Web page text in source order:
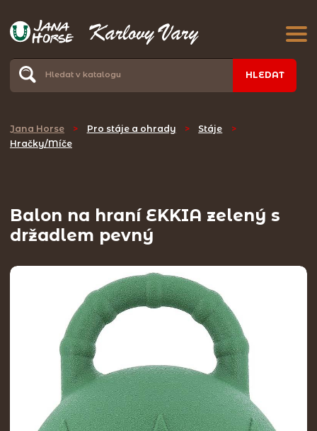
HLEDAT
Jana Horse > Pro stáje a ohrady > Stáje
>
Hračky/Míče
Balon na hraní EKKIA zelený s
držadlem pevný